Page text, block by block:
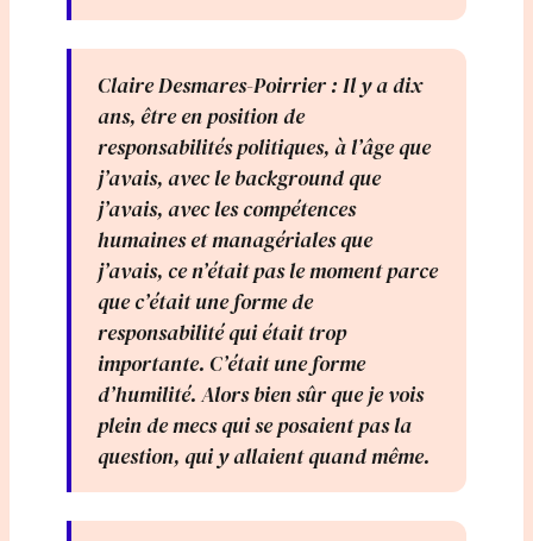
Claire Desmares-Poirrier : Il y a dix
ans, être en position de
responsabilités politiques, à l’âge que
j’avais, avec le background que
j’avais, avec les compétences
humaines et managériales que
j’avais, ce n’était pas le moment parce
que c’était une forme de
responsabilité qui était trop
importante. C’était une forme
d’humilité. Alors bien sûr que je vois
plein de mecs qui se posaient pas la
question, qui y allaient quand même.